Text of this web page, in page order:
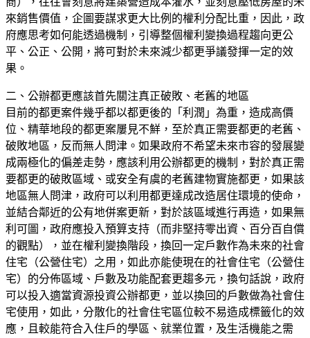
來銷售價值，企圖要謀求更大比例的權利分配比重，因此，政
府應思考如何能透過機制，引導整個權利變換過程趨向更公
平、公正、公開，將可對於未來減少都更爭議發揮一定的效
果。
二、公辦都更應該首先關注真正破敗、老舊的地區
目前的都更案件幾乎都以都更後的「利潤」為重，造成高價
位、精華地段的都更案屢見不鮮，至於真正需要都更的老舊、
破敗地區，反而無人問津。如果政府不希望未來市容的發展變
成兩極化的偏差走勢，應該利用公辦都更的機制，對於真正需
要都更的破敗區域、或安全有虞的老舊建物實施都更，如果該
地區無人問津，政府可以利用都更達成改造居住環境的使命，
並結合鄰近的公有地併案更新，對於該區域進行再造，如果無
利可圖，政府應投入預算支持（而非堅持零出資、百分百自償
的觀點），並在權利變換階段，換回一定戶數作為未來的社會
住宅（公營住宅）之用，如此亦能使現在的社會住宅（公營住
宅）的分佈區域、戶數及功能配套更趨多元，換句話說，政府
可以投入適當資源投資公辦都更，並以換回的戶數做為社會住
宅使用，如此，分散化的社會住宅區位較不易造成標籤化的效
應，且較能符合入住戶的學區、就業位置，及生活機能之需